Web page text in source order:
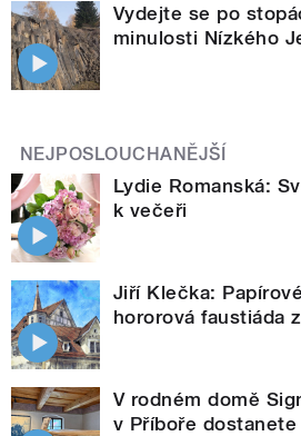
Vydejte se po
minulosti Nízkého
NEJPOSLOUCHANĚJŠÍ
Lydie Romanská:
k večeři
Jiří Klečka:
hororová faustiáda
V rodném domě
v Příboře